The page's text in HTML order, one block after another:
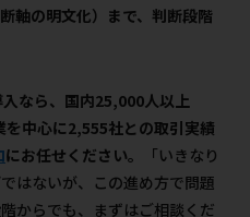
軸の明文化）まで、判断段階
なら、 国内25,000人以上
中心に2,555社との取引実績
にお任せください。
「いきなり
はないが、この進め方で問題
からでも、まずはご相談くだ